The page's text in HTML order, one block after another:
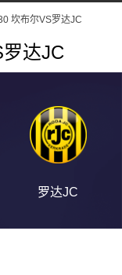
坎布尔VS罗达JC
达JC
罗达JC